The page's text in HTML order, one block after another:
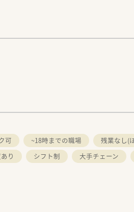
可 ~18時までの職場 残業なし(
り シフト制 大手チェーン